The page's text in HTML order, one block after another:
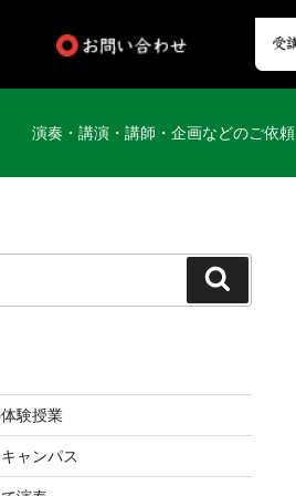
演奏・講演・講師・企画などのご依頼
験授業
ャンパス